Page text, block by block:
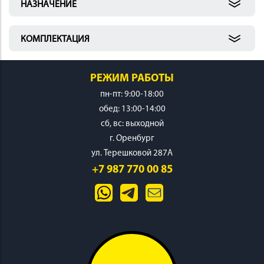
НАЗНАЧЕНИЕ
КОМПЛЕКТАЦИЯ
РЕЖИМ РАБОТЫ
пн-пт: 9:00-18:00
обед: 13:00-14:00
cб, вс: выходной
г. Оренбург
ул. Терешковой 287А
+7 987 770 00 85